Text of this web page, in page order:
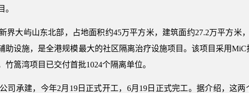
界大屿山东北部，占地面积约45万平方米，建筑面约27.2万平方米
助设施，是全港规模最大的社区隔离治疗设施项目。该项目采用
篙湾项目已交付首批1024个隔离单位。
司承建，今年2月19日正式开工，6月19日正式完工。据介绍，这